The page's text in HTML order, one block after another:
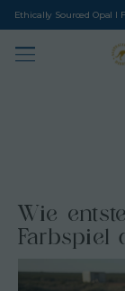
Ethically Sourced Opal
Wie
Farbspiel